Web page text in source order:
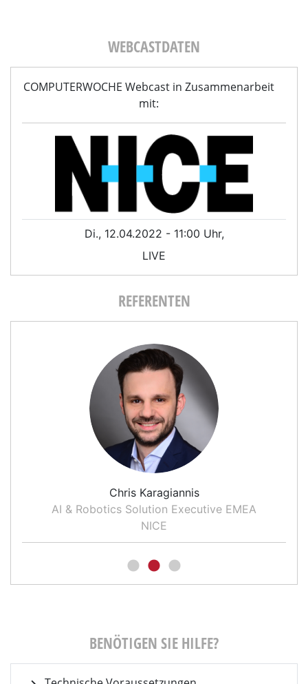
WEBCASTDATEN
COMPUTERWOCHE Webcast in Zusammenarbeit
mit:
Di., 12.04.2022 - 11:00 Uhr,
LIVE
REFERENTEN
Chris Karagiannis
AI & Robotics Solution Executive EMEA
NICE
BENÖTIGEN SIE HILFE?